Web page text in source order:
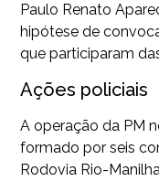
Paulo Renato
hipótese de
que participaram
Ações policiais
A operação da PM
formado por seis
Rodovia Rio-